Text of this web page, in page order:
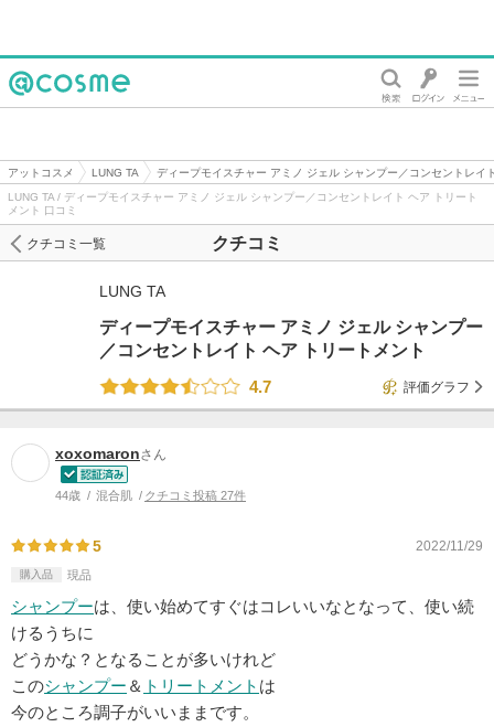
アットコスメ LUNG TA
ディープモイスチャー アミノ ジェル シャンプー／コンセントレイ
LUNG TA / ディープモイスチャー アミノ ジェル シャンプー／コンセントレイト ヘア トリート
メント 口コミ
クチコミ
クチコミ一覧
LUNG TA
ディープモイスチャー アミノ ジェル シャンプー
／コンセントレイト ヘア トリートメント
4.7
評価グラフ
xoxomaronさん
44歳 混合肌 クチコミ投稿 27件
5 2022/11/29
購入品 現品
シャンプーは、使い始めてすぐはコレいいなとなって、使い続
けるうちに
どうかな？となることが多いけれど
このシャンプー ＆ トリートメント は
今のところ調子がいいままです。